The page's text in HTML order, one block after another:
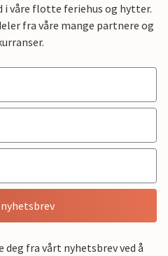
i våre flotte feriehus og hytter.
fra våre mange partnere og
deg fra vårt nyhetsbrev ved å